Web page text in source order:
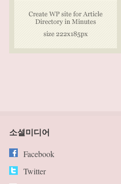
소셜미디어
Facebook
Twitter